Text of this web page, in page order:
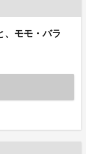
、モモ・バラ